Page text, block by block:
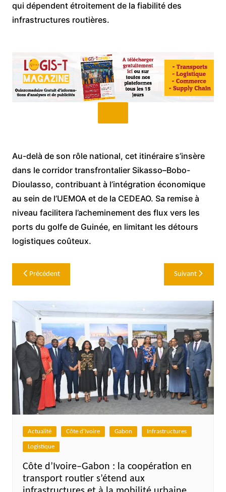
qui dépendent étroitement de la fiabilité des
infrastructures routières.
Au-delà de son rôle national, cet itinéraire s’insère
dans le corridor transfrontalier Sikasso–Bobo-
Dioulasso, contribuant à l’intégration économique
au sein de l’UEMOA et de la CEDEAO. Sa remise à
niveau facilitera l’acheminement des flux vers les
ports du golfe de Guinée, en limitant les détours
logistiques coûteux.
Navigation
de
l’article
Précédent Suivant
Actualité Côte d'Ivoire Gabon Infrastructures
Logistique
Côte d’Ivoire–Gabon : la coopération en
transport routier s’étend aux